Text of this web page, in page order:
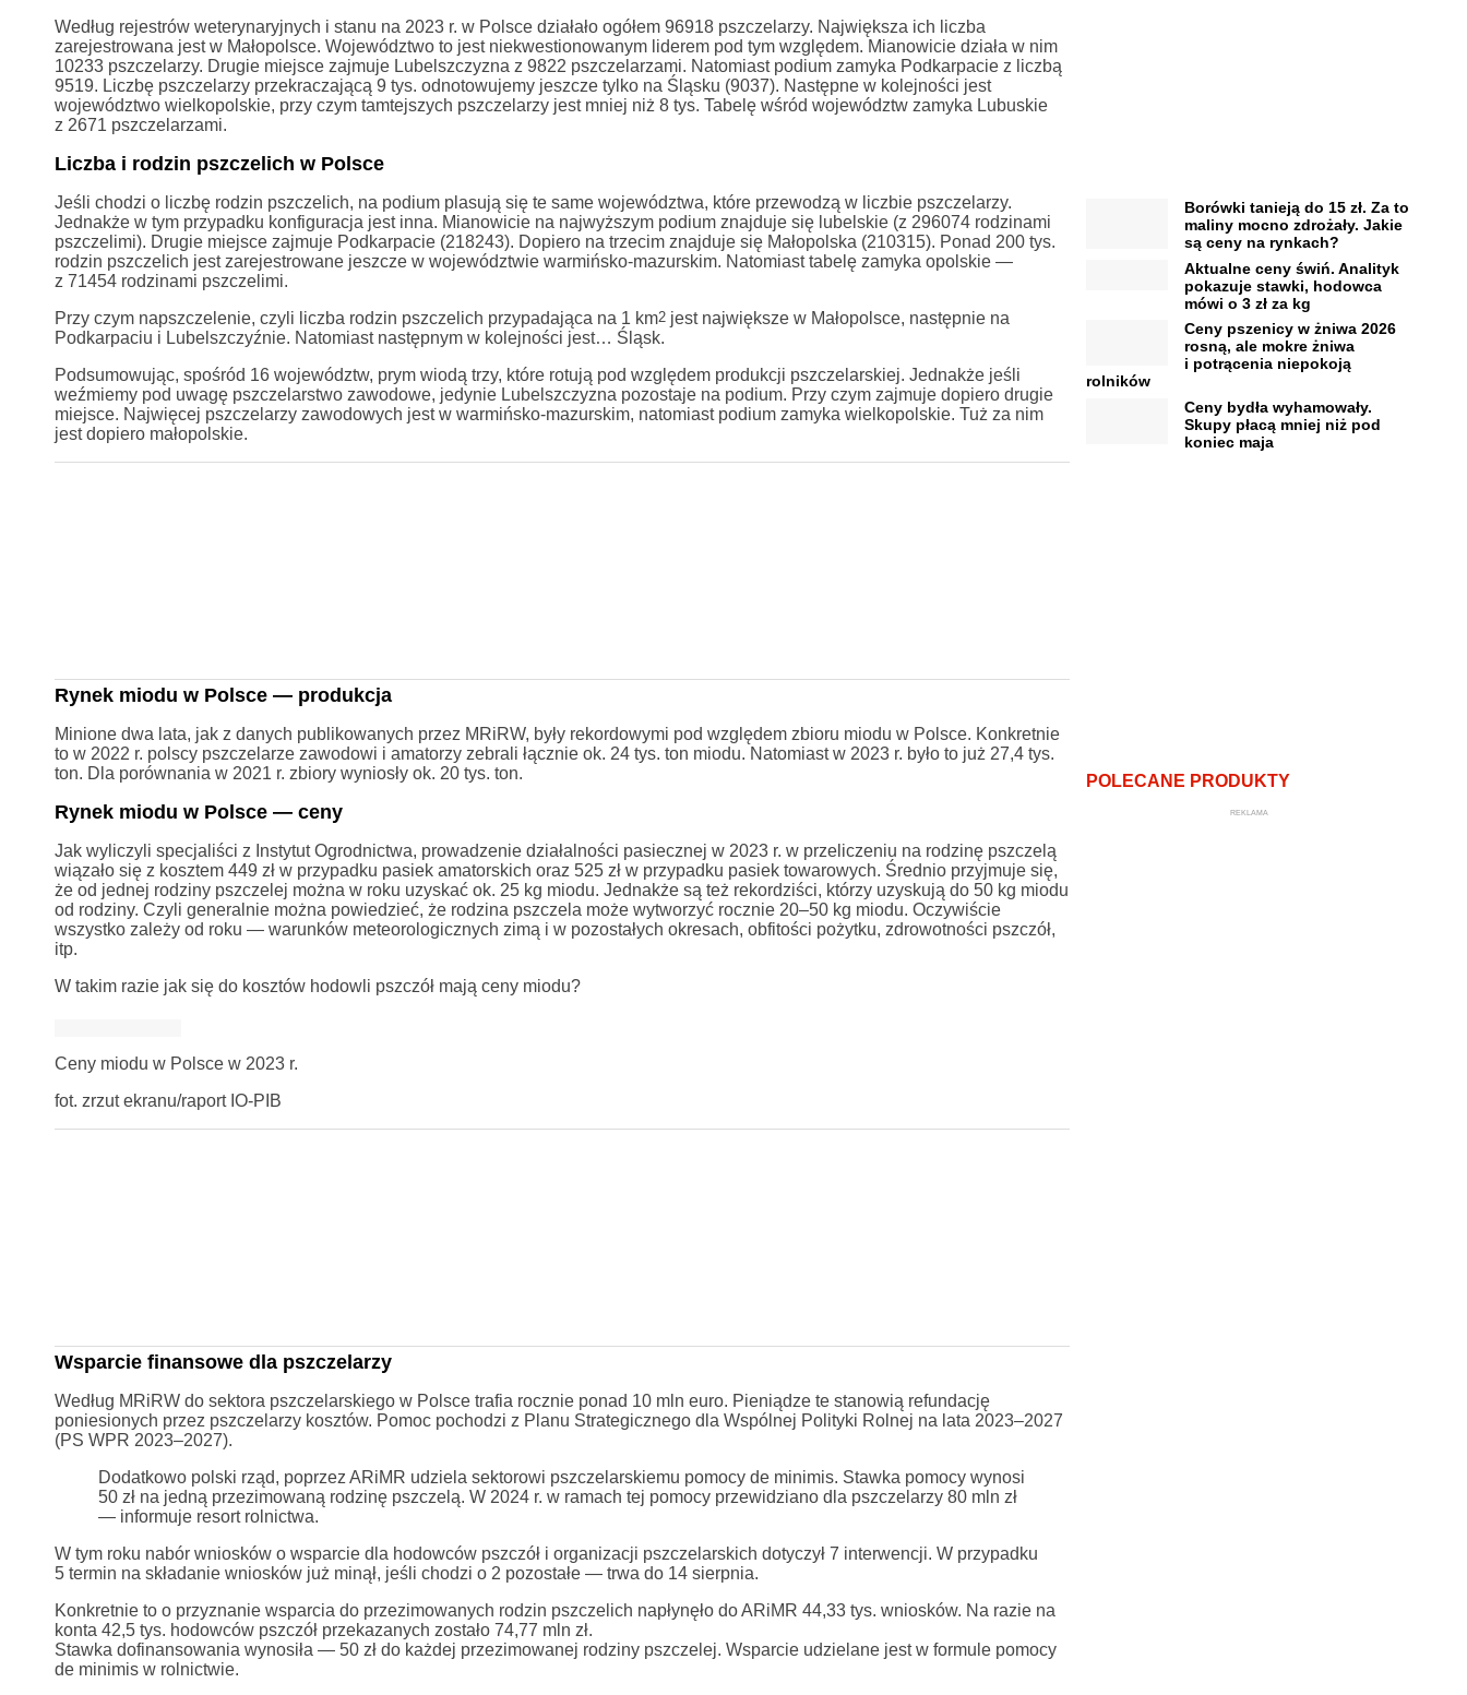
Według rejestrów weterynaryjnych i stanu na 2023 r. w Polsce działało ogółem 96918 pszczelarzy. Największa ich liczba
zarejestrowana jest w Małopolsce. Województwo to jest niekwestionowanym liderem pod tym względem. Mianowicie działa w nim
10233 pszczelarzy. Drugie miejsce zajmuje Lubelszczyzna z 9822 pszczelarzami. Natomiast podium zamyka Podkarpacie z liczbą
9519. Liczbę pszczelarzy przekraczającą 9 tys. odnotowujemy jeszcze tylko na Śląsku (9037). Następne w kolejności jest
województwo wielkopolskie, przy czym tamtejszych pszczelarzy jest mniej niż 8 tys. Tabelę wśród województw zamyka Lubuskie
z 2671 pszczelarzami.
Liczba i rodzin pszczelich w Polsce
Jeśli chodzi o liczbę rodzin pszczelich, na podium plasują się te same województwa, które przewodzą w liczbie pszczelarzy.
Jednakże w tym przypadku konfiguracja jest inna. Mianowicie na najwyższym podium znajduje się lubelskie (z 296074 rodzinami
pszczelimi). Drugie miejsce zajmuje Podkarpacie (218243). Dopiero na trzecim znajduje się Małopolska (210315). Ponad 200 tys.
rodzin pszczelich jest zarejestrowane jeszcze w województwie warmińsko-mazurskim. Natomiast tabelę zamyka opolskie —
z 71454 rodzinami pszczelimi.
Przy czym napszczelenie, czyli liczba rodzin pszczelich przypadająca na 1 km2jest największe w Małopolsce, następnie na
Podkarpaciu i Lubelszczyźnie. Natomiast następnym w kolejności jest… Śląsk.
Podsumowując, spośród 16 województw, prym wiodą trzy, które rotują pod względem produkcji pszczelarskiej. Jednakże jeśli
weźmiemy pod uwagę pszczelarstwo zawodowe, jedynie Lubelszczyzna pozostaje na podium. Przy czym zajmuje dopiero drugie
miejsce. Najwięcej pszczelarzy zawodowych jest w warmińsko-mazurskim, natomiast podium zamyka wielkopolskie. Tuż za nim
jest dopiero małopolskie.
Rynek miodu w Polsce — produkcja
Minione dwa lata, jak z danych publikowanych przez MRiRW, były rekordowymi pod względem zbioru miodu w Polsce. Konkretnie
to w 2022 r. polscy pszczelarze zawodowi i amatorzy zebrali łącznie ok. 24 tys. ton miodu. Natomiast w 2023 r. było to już 27,4 tys.
ton. Dla porównania w 2021 r. zbiory wyniosły ok. 20 tys. ton.
Rynek miodu w Polsce — ceny
Jak wyliczyli specjaliści z Instytut Ogrodnictwa, prowadzenie działalności pasiecznej w 2023 r. w przeliczeniu na rodzinę pszczelą
wiązało się z kosztem 449 zł w przypadku pasiek amatorskich oraz 525 zł w przypadku pasiek towarowych. Średnio przyjmuje się,
że od jednej rodziny pszczelej można w roku uzyskać ok. 25 kg miodu. Jednakże są też rekordziści, którzy uzyskują do 50 kg miodu
od rodziny. Czyli generalnie można powiedzieć, że rodzina pszczela może wytworzyć rocznie 20–50 kg miodu. Oczywiście
wszystko zależy od roku — warunków meteorologicznych zimą i w pozostałych okresach, obfitości pożytku, zdrowotności pszczół,
itp.
W takim razie jak się do kosztów hodowli pszczół mają ceny miodu?
Ceny miodu w Polsce w 2023 r.
fot. zrzut ekranu/raport IO-PIB
Wsparcie finansowe dla pszczelarzy
Według MRiRW do sektora pszczelarskiego w Polsce trafia rocznie ponad 10 mln euro. Pieniądze te stanowią refundację
poniesionych przez pszczelarzy kosztów. Pomoc pochodzi z Planu Strategicznego dla Wspólnej Polityki Rolnej na lata 2023–2027
(PS WPR 2023–2027).
Dodatkowo polski rząd, poprzez ARiMR udziela sektorowi pszczelarskiemu pomocy de minimis. Stawka pomocy wynosi
50 zł na jedną przezimowaną rodzinę pszczelą. W 2024 r. w ramach tej pomocy przewidziano dla pszczelarzy 80 mln zł
— informuje resort rolnictwa.
W tym roku nabór wniosków o wsparcie dla hodowców pszczół i organizacji pszczelarskich dotyczył 7 interwencji. W przypadku
5 termin na składanie wniosków już minął, jeśli chodzi o 2 pozostałe — trwa do 14 sierpnia.
Konkretnie to o przyznanie wsparcia do przezimowanych rodzin pszczelich napłynęło do ARiMR 44,33 tys. wniosków. Na razie na
konta 42,5 tys. hodowców pszczół przekazanych zostało 74,77 mln zł.
Stawka dofinansowania wynosiła — 50 zł do każdej przezimowanej rodziny pszczelej. Wsparcie udzielane jest w formule pomocy
de minimis w rolnictwie.
Borówki tanieją do 15 zł. Za to
maliny mocno zdrożały. Jakie
są ceny na rynkach?
Aktualne ceny świń. Analityk
pokazuje stawki, hodowca
mówi o 3 zł za kg
Ceny pszenicy w żniwa 2026
rosną, ale mokre żniwa
i potrącenia niepokoją
rolników
Ceny bydła wyhamowały.
Skupy płacą mniej niż pod
koniec maja
POLECANE PRODUKTY
REKLAMA